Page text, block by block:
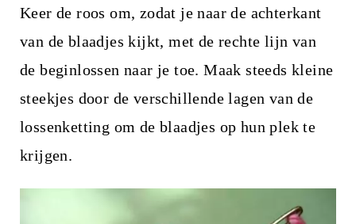
Keer de roos om, zodat je naar de achterkant
van de blaadjes kijkt, met de rechte lijn van
de beginlossen naar je toe. Maak steeds kleine
steekjes door de verschillende lagen van de
lossenketting om de blaadjes op hun plek te
krijgen.